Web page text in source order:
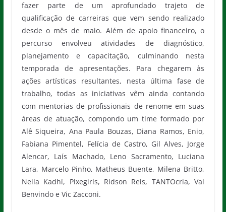
fazer parte de um aprofundado trajeto de
qualificação de carreiras que vem sendo realizado
desde o mês de maio. Além de apoio financeiro, o
percurso envolveu atividades de diagnóstico,
planejamento e capacitação, culminando nesta
temporada de apresentações. Para chegarem às
ações artísticas resultantes, nesta última fase de
trabalho, todas as iniciativas vêm ainda contando
com mentorias de profissionais de renome em suas
áreas de atuação, compondo um time formado por
Alê Siqueira, Ana Paula Bouzas, Diana Ramos, Enio,
Fabiana Pimentel, Felícia de Castro, Gil Alves, Jorge
Alencar, Laís Machado, Leno Sacramento, Luciana
Lara, Marcelo Pinho, Matheus Buente, Milena Britto,
Neila Kadhí, Pixegirls, Ridson Reis, TANTOcria, Val
Benvindo e Vic Zacconi.